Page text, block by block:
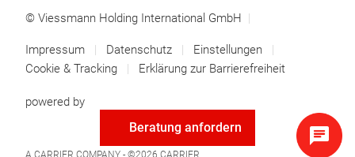
Beratung anfordern
© Viessmann Holding International GmbH
Impressum Datenschutz
Einstellungen
Cookie & Tracking
Erklärung zur Barrierefreiheit
powered by
A CARRIER COMPANY - ©2026 CARRIER